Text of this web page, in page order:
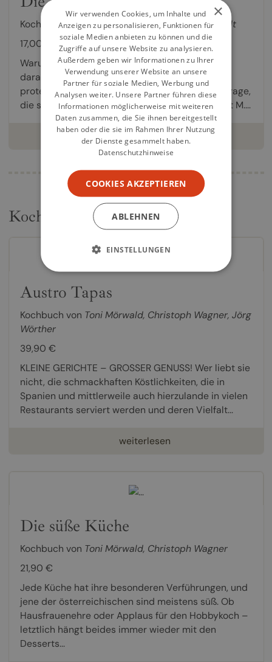
Kochbuch vonChristoph Wagner,Vincent M. Holt
17,00 €
Warum nicht Insekten essen? Was hindert uns
daran, Heuschrecken & Co. als wertvolle
proteinreiche Nahrungsmittel zu nutzen? Eine Frage,
die sich der viktorianische Gutsbesitzer Vincent M....
weiterlesen
Kochbücher
Austro Tapas
Kochbuch von Toni Mörwald, Christoph Wagner, Jörg
Wörther
39,90 €
KLEINE GERICHTE – GROSSER GENUSS! Wer liebt sie
nicht, die schmackhaften Köstlichkeiten, die in
Spanien und mittlerweile auch hierzulande in vielen
Restaurants serviert werden und deren Vielfalt...
weiterlesen
Die süße Küche
Kochbuch von Toni Mörwald, Christoph Wagner
21,90 €
Jede Küche hat ihre besonderen Verführungen, und
jene der österreichischen sind meistens süß. Ob
Hausfrauenehre oder Applaus für den Hobbykoch –
letztlich hängt beides immer wieder mit den
Desserts...
×
Wir verwenden Cookies, um Inhalte und
Anzeigen zu personalisieren, Funktionen für
soziale Medien anbieten zu können und die
Zugriffe auf unsere Website zu analysieren.
Außerdem geben wir Informationen zu Ihrer
Verwendung unserer Website an unsere
Partner für soziale Medien, Werbung und
Analysen weiter. Unsere Partner führen diese
Informationen möglicherweise mit weiteren
Daten zusammen, die Sie ihnen bereitgestellt
haben oder die sie im Rahmen Ihrer Nutzung
der Dienste gesammelt haben.
Datenschutzhinweise
COOKIES AKZEPTIEREN
ABLEHNEN
EINSTELLUNGEN